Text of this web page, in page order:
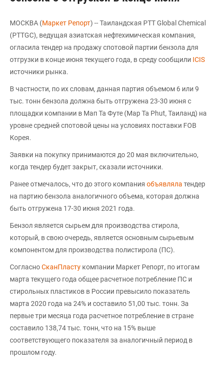
МОСКВА (Маркет Репорт) -- Таиландская PTT Global Chemical
(PTTGC), ведущая азиатская нефтехимическая компания,
огласила тендер на продажу спотовой партии бензола для
отгрузки в конце июня текущего года, в среду сообщили ICIS
источники рынка.
В частности, по их словам, данная партия объемом 6 или 9
тыс. тонн бензола должна быть отгружена 23-30 июня с
площадки компании в Мап Та Футе (Map Ta Phut, Таиланд) на
уровне средней спотовой цены на условиях поставки FOB
Корея.
Заявки на покупку принимаются до 20 мая включительно,
когда тендер будет закрыт, сказали источники.
Ранее отмечалось, что до этого компания объявляла тендер
на партию бензола аналогичного объема, которая должна
быть отгружена 17-30 июня 2021 года.
Бензол является сырьем для производства стирола,
который, в свою очередь, является основным сырьевым
компонентом для производства полистирола (ПС).
СогласноСканПласту компании Маркет Репорт, по итогам
марта текущего года общее расчетное потребление ПС и
стирольных пластиков в России превысило показатель
марта 2020 года на 24% и составило 51,00 тыс. тонн. За
первые три месяца года расчетное потребление в стране
составило 138,74 тыс. тонн, что на 15% выше
соответствующего показателя за аналогичный период в
прошлом году.